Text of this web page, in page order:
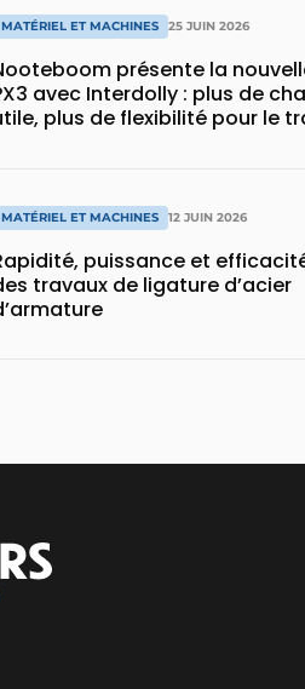
MATÉRIEL ET MACHINES 25 JUIN 2026
présente la
avec Interdolly : plus de
plus de flexibilité pour le
MATÉRIEL ET MACHINES 12 JUIN 2026
puissance et
travaux de ligature d’acier